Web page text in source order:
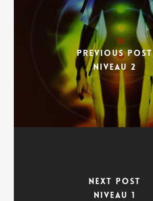
Previous Post
Niveau 2
Next Post
Niveau 1